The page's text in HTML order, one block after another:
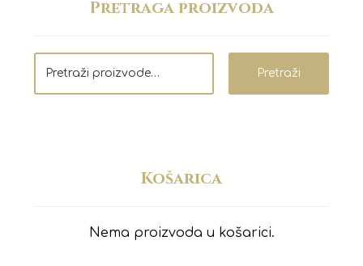
Pretraga proizvoda
Pretraži
Košarica
Nema proizvoda u košarici.